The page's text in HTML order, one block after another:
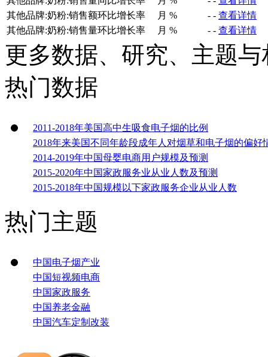
其他品牌:奶粉:销售额环比增长率
月 % - - 查看详情
其他品牌:奶粉:销售量环比增长率
月 % - - 查看详情
更多数据、研究、主题
热门数据
2011-2018年美国高中生吸食电子烟的比例
2018年来美国不同年龄段成年人对烟草和电子烟的偏好
2014-2019年中国母婴电商用户规模及预测
2015-2020年中国家政服务业从业人数及预测
2015-2018年中国规模以下家政服务企业从业人数
热门主题
中国电子烟产业
中国短视频电商
中国家政服务
中国养老金融
中国汽车定制改装